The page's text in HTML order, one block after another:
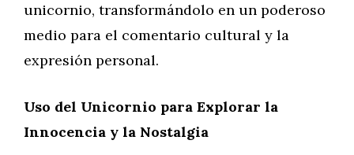
unicornio, transformándolo en un poderoso
medio para el comentario cultural y la
expresión personal.
Uso del Unicornio para Explorar la
Innocencia y la Nostalgia